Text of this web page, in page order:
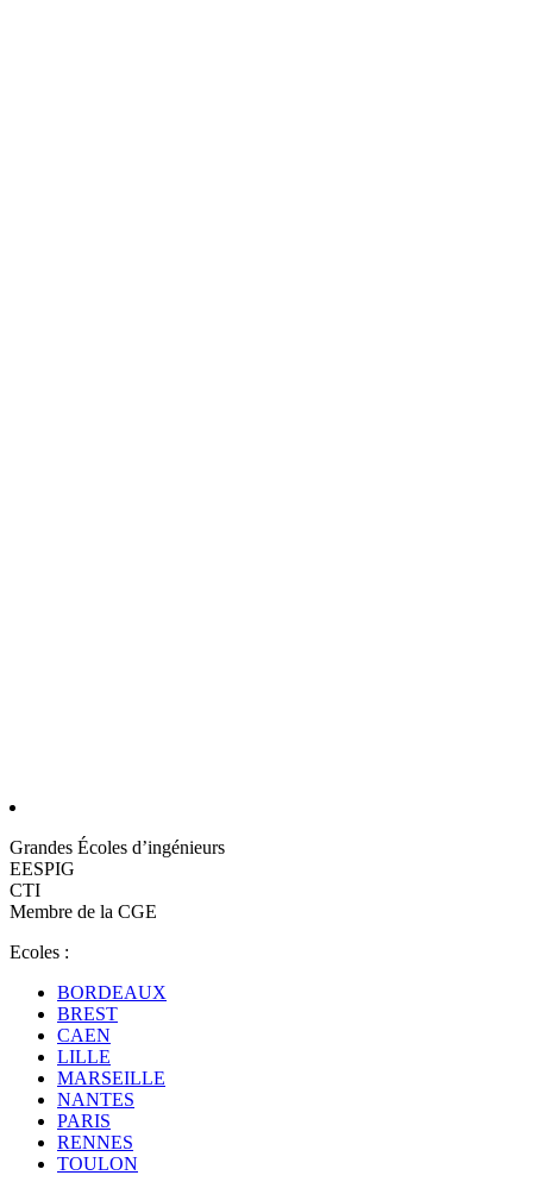
Grandes Écoles d’ingénieurs
EESPIG
CTI
Membre de la CGE
Ecoles :
BORDEAUX
BREST
CAEN
LILLE
MARSEILLE
NANTES
PARIS
RENNES
TOULON